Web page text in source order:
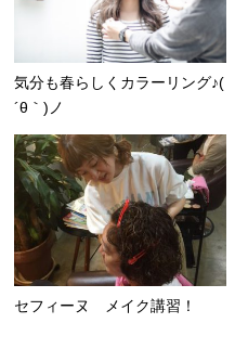
気分も春らしくカラーリング♪(
´θ｀)ノ
セフィーヌ メイク講習！